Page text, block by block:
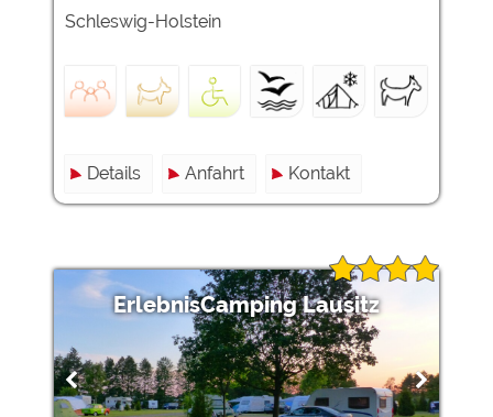
Schleswig-Holstein
Details Anfahrt Kontakt
ErlebnisCamping Lausitz